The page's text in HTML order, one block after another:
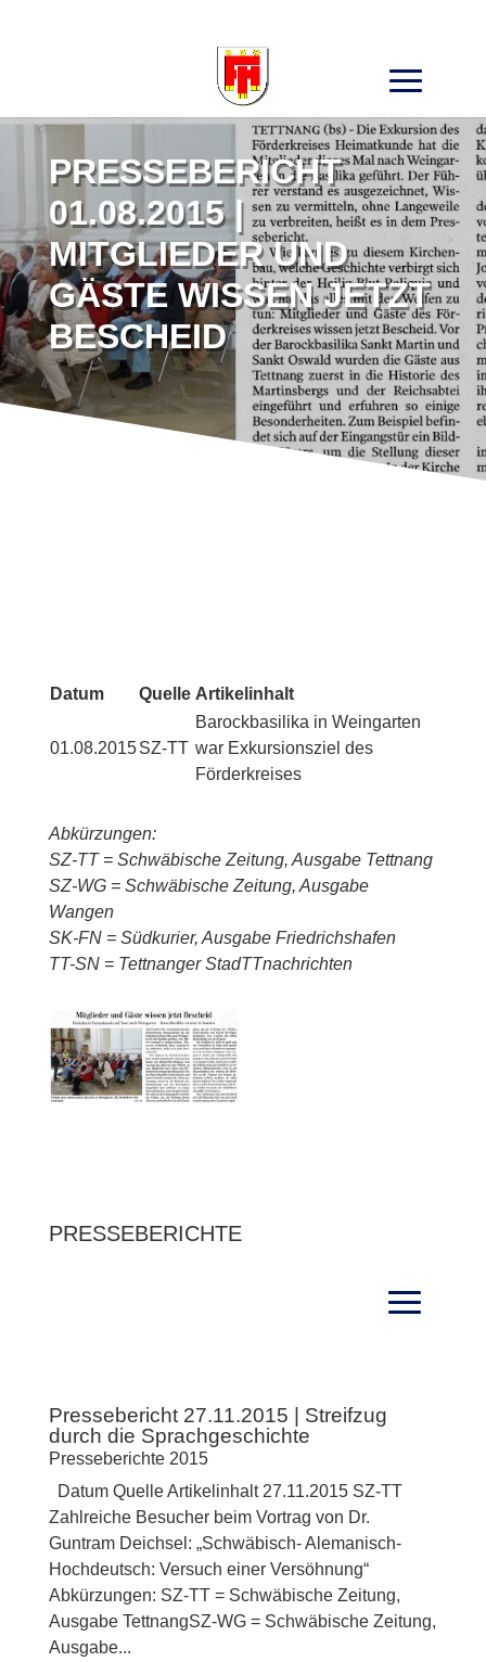
PRESSEBERICHT
01.08.2015 |
MITGLIEDER UND
GÄSTE WISSEN JETZT
BESCHEID
Datum Quelle Artikelinhalt
01.08.2015SZ-TT
Barockbasilika in Weingarten
war Exkursionsziel des
Förderkreises
Abkürzungen:
SZ-TT = Schwäbische Zeitung, Ausgabe Tettnang
SZ-WG = Schwäbische Zeitung, Ausgabe
Wangen
SK-FN = Südkurier, Ausgabe Friedrichshafen
TT-SN = Tettnanger StadTTnachrichten
PRESSEBERICHTE
Pressebericht 27.11.2015 | Streifzug
durch die Sprachgeschichte
Presseberichte 2015
Datum Quelle Artikelinhalt 27.11.2015 SZ-TT
Zahlreiche Besucher beim Vortrag von Dr.
Guntram Deichsel: „Schwäbisch- Alemanisch-
Hochdeutsch: Versuch einer Versöhnung“
Abkürzungen: SZ-TT = Schwäbische Zeitung,
Ausgabe TettnangSZ-WG = Schwäbische Zeitung,
Ausgabe...